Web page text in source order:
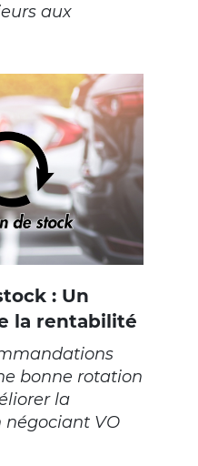
aux
: Un
la rentabilité
bonne rotation
la
VO